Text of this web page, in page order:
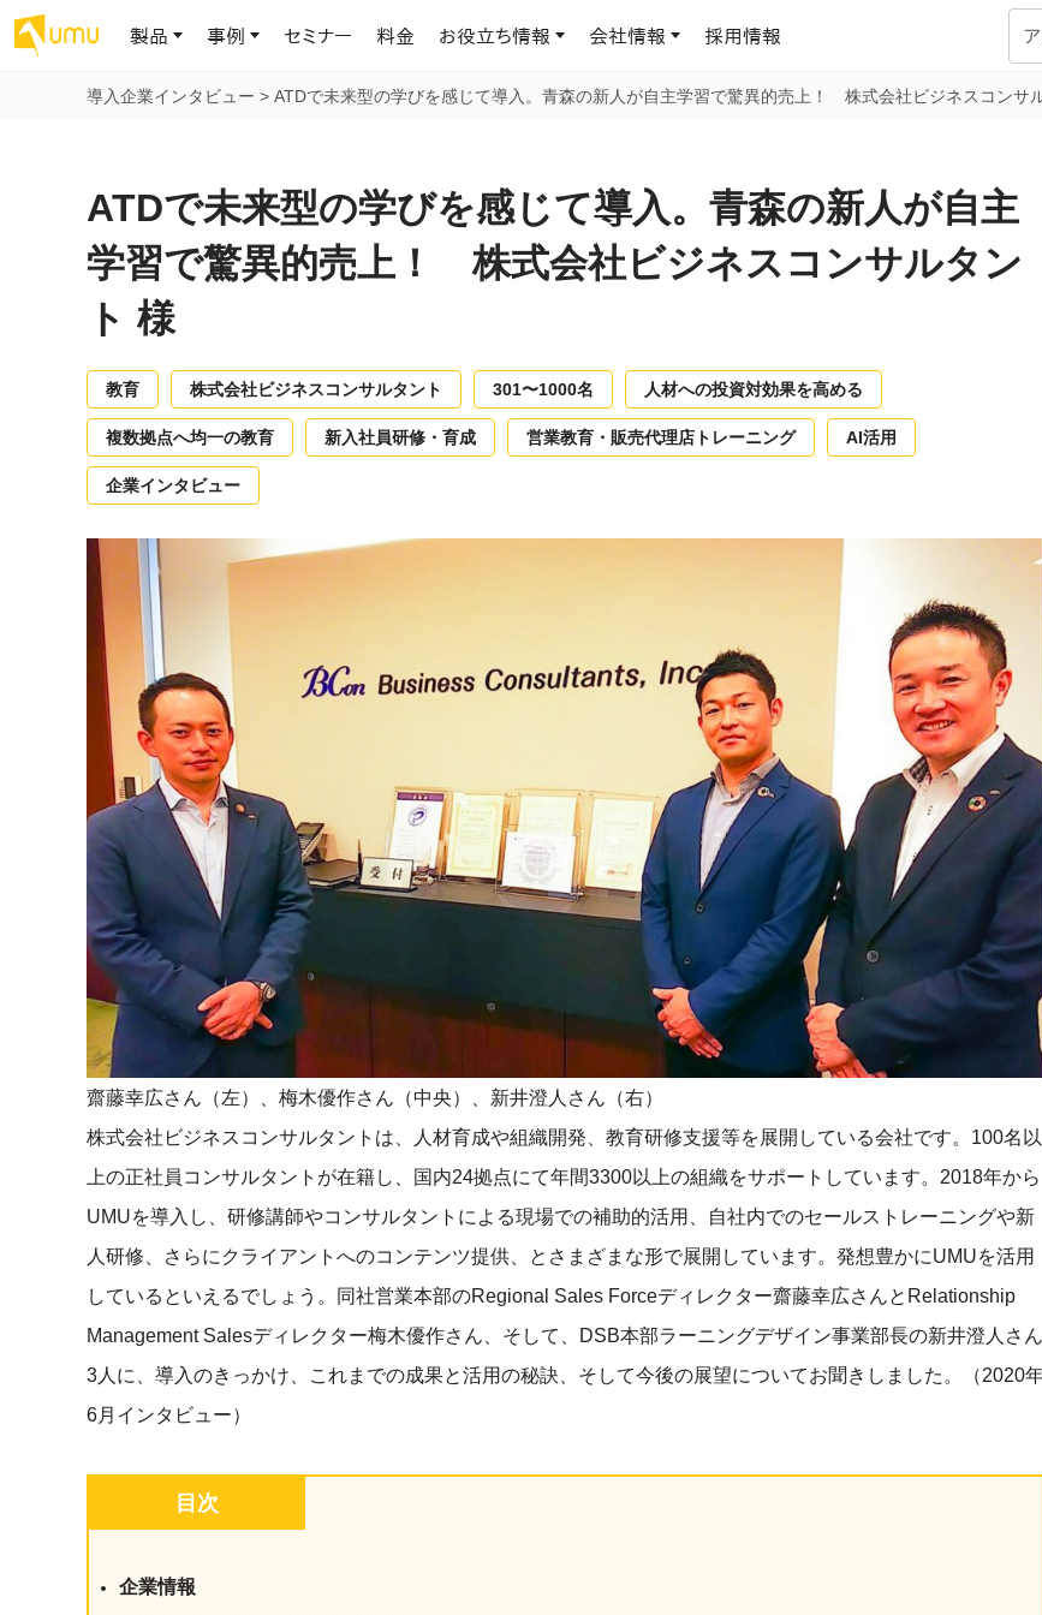
製品
AIリテラシーコース
大規模言語モデル時代のAIリテラ
シー養成オンラインコース
プロンプトリテラシーのミニコ
まで。AIを使いこなすプロンプトリテ
ラシーの習得
AIリテラシー アセスメント
企業のAIリテラシーを可視化し、組
成を支援
AI人材育成：次世代トップセー
ルス育成
営業担当者のAI活用力を高め、成
約率向上を実現
AI人材育成：ビジネスライティ
AI時代の全ビジネスパーソン必須
のコアスキル。 ドラフト作成を自動
化し、業務スピードを加速
AI人材育成：タイムマネジメント
AIでタスクの優先順位を瞬時に判
断。 時間の管理からエネルギーの
管理へ
AI人材育成：プロジェクトマネ
ジメント
AIでステークホルダー分析を行い、
を出す推進力を養う
AIでオペレーション業務から解放。
AIロープレ
学習の科学に基づくAIロープレで、
現場スキルを再現可能な組織成果
果的な会話パターンの習得。マネー
ジャーの指導力から、営業担当者
の交渉力強化までを網羅
製品紹介や営業トレーニングといっ
た、重要なビジネスプレゼンに最適
AIによる個別フィードバックで練習
の質を飛躍的に高め、スキルアップ
を実現
AIバーチャル講師の動画をワンクリ
ックで作成。企業研修やマニュアル
作成の手間を削減
社内の情報資産を活用し、社員か
スタント
UMU AIジェスチャー課題
スチャーに特化した実践トレーニン
グ
UMU AI Tools
あらゆる業務シナリオに最適化され
ラーニングプラットフォーム
データセンター
アセスメント
事例
お客様の課題解決のプロセスと成果を、インタビュー記事でご紹介し
お客様の声
UMUをご利用中のお客様から寄せられた、リアルなご感想や喜びの
導入企業一覧
2.8万社以上が導入した信頼と実績の一覧を、こちらでご覧いただけ
セミナー 料金 お役立ち情報
AI活用や人材育成に役立つ、課題解決のための資料を無料でご提
供します
お知らせ
イベントやプレスリリースなど、UMUに関する最新の公式情報をお届
UMUコースマーケット
プロが作成した質の高い研修コースを購入し、即座に自社で導入で
きます
専門家がAIや組織開発を深掘り解説する、実践に役
す
よくある質問
サービスのご利用方法や料金など、多く寄せられるご
会社情報
世界203カ国・国内28,000社以上の導入実績と基本情報
私たちについて
ミッション・ビジョン、社名に込められた想い
AI時代に、人間の可能性を拡張する。学びと人的資本の未来
代表・顧問
代表と各分野の顧問・アドバイザーをご紹介
セキュリティ
ISO認証取得済み。最高水準のセキュリティ体制
採用情報
導入企業インタビュー > ATDで未来型の学びを感じて導入。青森の新人が自主学習で驚異的売上！ 株式会社ビジネスコンサ
ATDで未来型の学びを感じて導入。青森の新人が自主
学習で驚異的売上！ 株式会社ビジネスコンサルタン
ト 様
教育 株式会社ビジネスコンサルタント 301〜1000名 人材への投資対効果を高める
複数拠点へ均一の教育 新入社員研修・育成 営業教育・販売代理店トレーニング AI活用
企業インタビュー
齋藤幸広さん（左）、梅木優作さん（中央）、新井澄人さん（右）
株式会社ビジネスコンサルタントは、人材育成や組織開発、教育研修支援等を展開している会社です。100名以
上の正社員コンサルタントが在籍し、国内24拠点にて年間3300以上の組織をサポートしています。2018年から
UMUを導入し、研修講師やコンサルタントによる現場での補助的活用、自社内でのセールストレーニングや新
人研修、さらにクライアントへのコンテンツ提供、とさまざまな形で展開しています。発想豊かにUMUを活用
しているといえるでしょう。同社営業本部のRegional Sales Forceディレクター齋藤幸広さんとRelationship
Management Salesディレクター梅木優作さん、そして、DSB本部ラーニングデザイン事業部長の新井澄人さん
3人に、導入のきっかけ、これまでの成果と活用の秘訣、そして今後の展望についてお聞きしました。（2020
6月インタビュー）
目次
企業情報